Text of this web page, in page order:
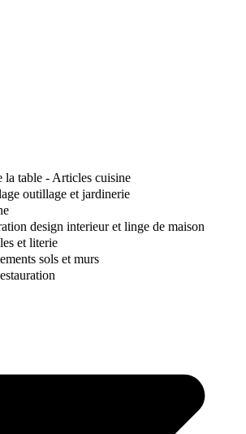
la table - Articles cuisine
outillage et jardinerie
design interieur et linge de maison
et literie
sols et murs